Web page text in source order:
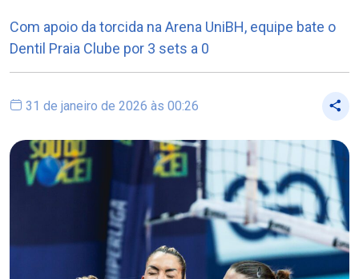
Com apoio da torcida na Arena UniBH, equipe bate o
Dentil Praia Clube por 3 sets a 0
31 de janeiro de 2026 às 00:26